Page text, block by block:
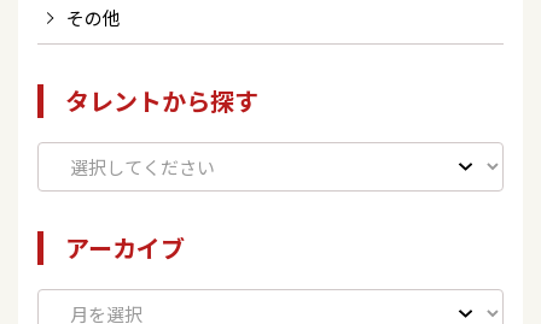
その他
タレントから探す
アーカイブ